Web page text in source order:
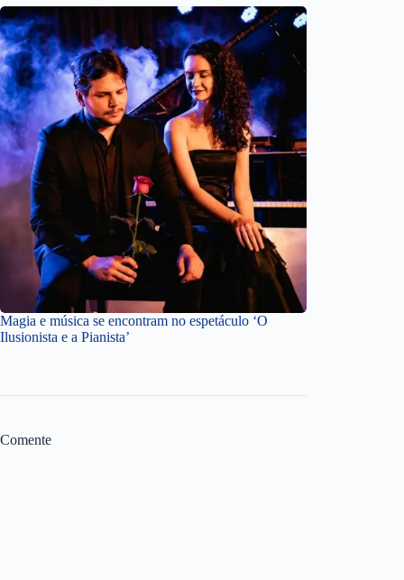
Magia e música se encontram no espetáculo ‘O
Ilusionista e a Pianista’
Comente